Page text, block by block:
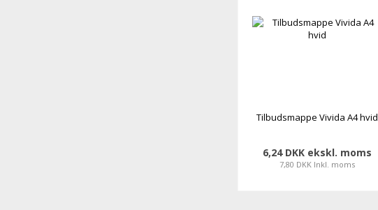
Tilbudsmappe Vivida A4 hvid
6,24 DKK ekskl. moms
7,80 DKK Inkl. moms